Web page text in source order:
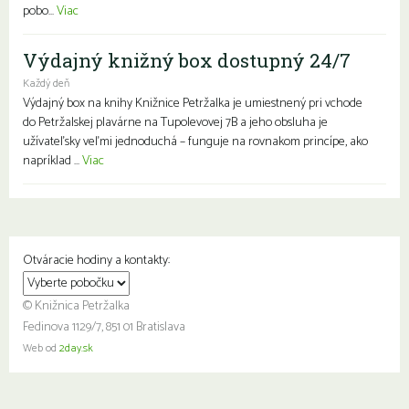
pobo...Viac
Výdajný knižný box dostupný 24/7
Každý deň
Výdajný box na knihy Knižnice Petržalka je umiestnený pri vchode
do Petržalskej plavárne na Tupolevovej 7B a jeho obsluha je
užívateľsky veľmi jednoduchá – funguje na rovnakom princípe, ako
napríklad ...Viac
Otváracie hodiny a kontakty:
© Knižnica Petržalka
Fedinova 1129/7, 851 01 Bratislava
Web od 2day.sk